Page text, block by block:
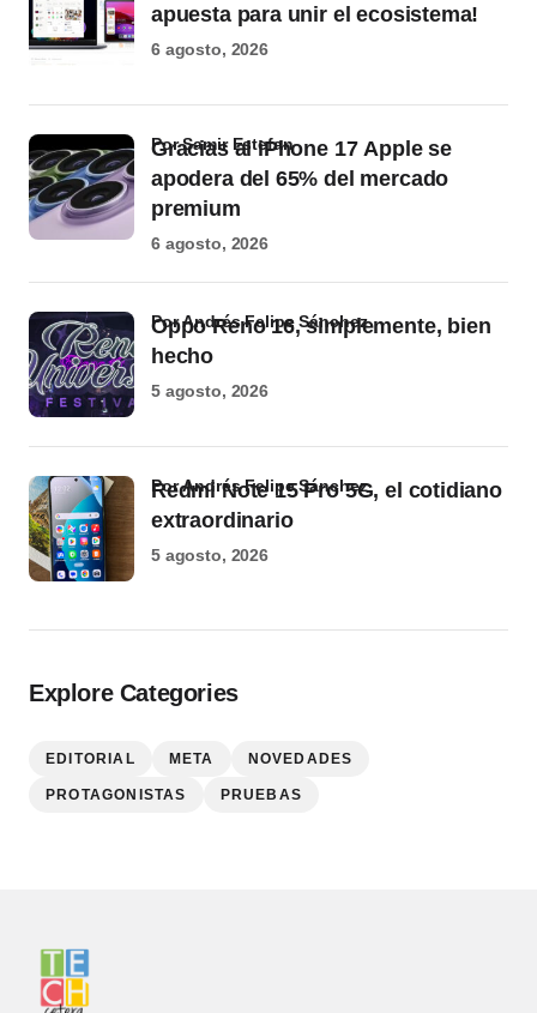
apuesta para unir el ecosistema!
6 agosto, 2026
Gracias al iPhone 17 Apple se
apodera del 65% del mercado
premium
por Samir Estefan
6 agosto, 2026
Oppo Reno 16, simplemente, bien
hecho
por Andrés Felipe Sánchez
5 agosto, 2026
Redmi Note 15 Pro 5G, el cotidiano
extraordinario
por Andrés Felipe Sánchez
5 agosto, 2026
Explore Categories
EDITORIAL META NOVEDADES
PROTAGONISTAS PRUEBAS